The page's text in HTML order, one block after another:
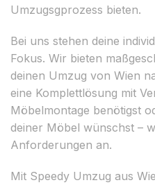
Umzugsgprozess bieten.
Bei uns stehen deine
Fokus. Wir bieten
deinen Umzug von Wien
eine Komplettlösung mit
Möbelmontage benötigst
deiner Möbel wünschst –
Anforderungen an.
Mit Speedy Umzug aus